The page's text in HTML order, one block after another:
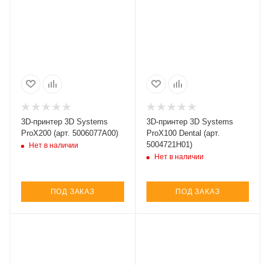
3D-принтер 3D Systems
ProX200 (арт. 5006077A00)
Нет в наличии
ПОД ЗАКАЗ
3D-принтер 3D Systems
ProX100 Dental (арт.
5004721H01)
Нет в наличии
ПОД ЗАКАЗ